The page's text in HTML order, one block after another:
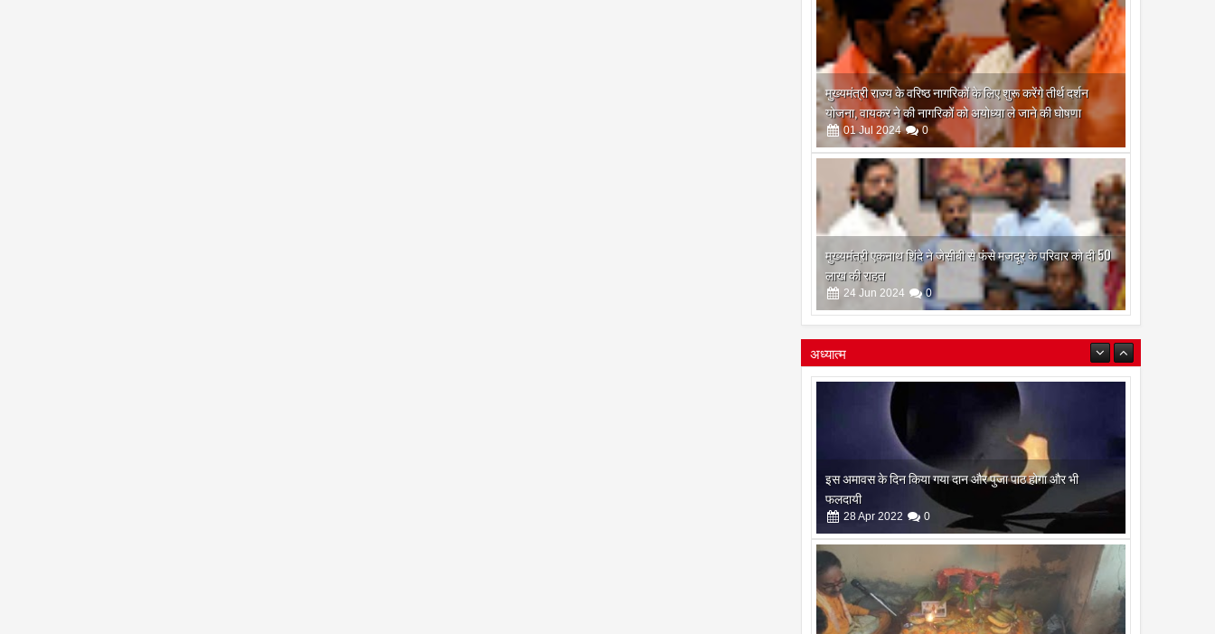
मुख्यमंत्री राज्य के वरिष्ठ नागरिकों के लिए शुरू करेंगे तीर्थ दर्शन
योजना, वायकर ने की नागरिकों को अयोध्या ले जाने की घोषणा
01 Jul 2024 0
मुख्यमंत्री एकनाथ शिंदे ने जेसीबी से फंसे मजदूर के परिवार को दी 50
लाख की राहत
24 Jun 2024 0
अध्यात्म
इस अमावस के दिन किया गया दान और पुजा पाठ होगा और भी
फलदायी
28Apr 2022 0